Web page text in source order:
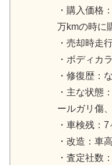
・購入価格
万kmの時に
・売却時走
・ボディカ
・修復歴：
・主な状態
ールガリ傷
・車検残：7
・改造：車
・査定社数